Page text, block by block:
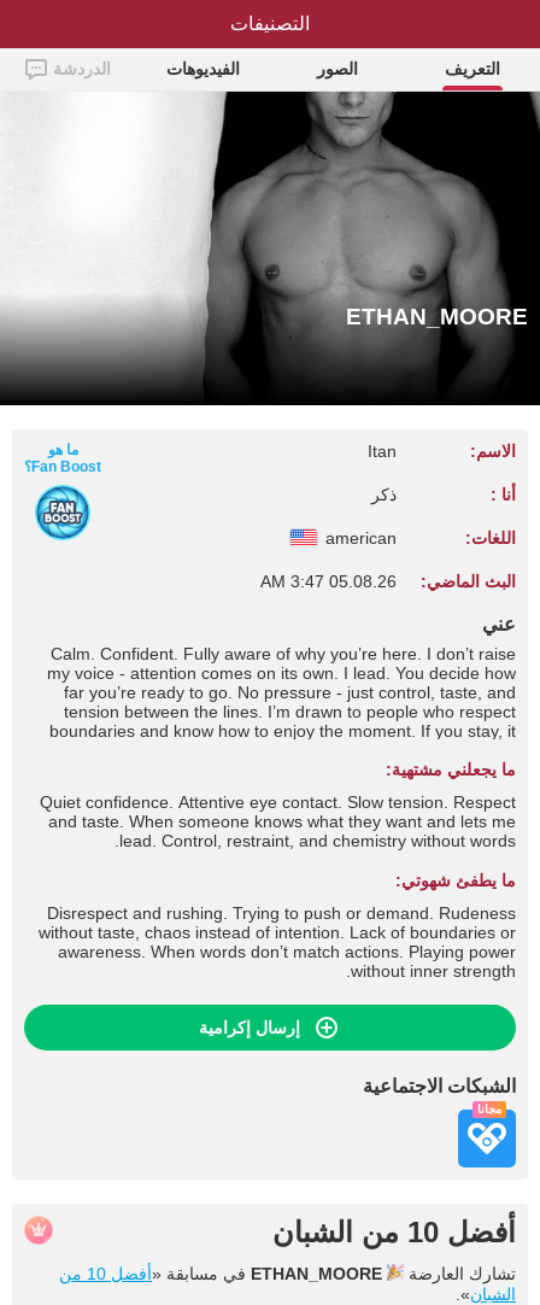
ETHAN_MOORE
التعريف الصور الفيديوهات الدردشة
ETHAN_MOORE
الاسم: Itan
أنا : ذكر
اللغات: american
البث الماضي: 05.08.26 3:47 AM
ما هو
Fan Boost؟
عني
Calm. Confident. Fully aware of why you’re here. I don’t raise
my voice - attention comes on its own. I lead. You decide how
far you’re ready to go. No pressure - just control, taste, and
tension between the lines. I’m drawn to people who respect
boundaries and know how to enjoy the moment. If you stay, it
weak pass by. The strong linger.
ما يجعلني مشتهية:
Quiet confidence. Attentive eye contact. Slow tension. Respect
and taste. When someone knows what they want and lets me
lead. Control, restraint, and chemistry without words.
ما يطفئ شهوتي:
Disrespect and rushing. Trying to push or demand. Rudeness
without taste, chaos instead of intention. Lack of boundaries or
awareness. When words don’t match actions. Playing power
without inner strength.
إرسال إكرامية
الشبكات الاجتماعية
مجاناً
أفضل 10 من الشبان
تشارك العارضة ETHAN_MOORE في مسابقة «
أفضل 10 من
الشبان».
التصنيفات